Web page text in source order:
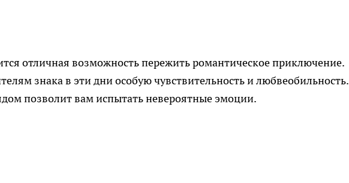
отличная возможность пережить романтическое приключение.
знака в эти дни особую чувствительность и любвеобильность.
позволит вам испытать невероятные эмоции.